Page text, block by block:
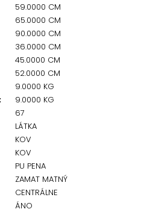
59.0000 CM
65.0000 CM
90.0000 CM
36.0000 CM
45.0000 CM
52.0000 CM
9.0000 KG
:
9.0000 KG
67
LÁTKA
KOV
KOV
PU PENA
ZAMAT MATNÝ
CENTRÁLNE
ÁNO